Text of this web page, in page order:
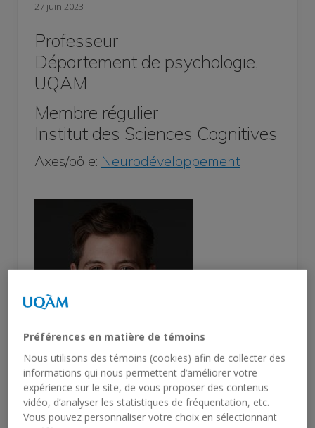
27 juin 2023
Professeur
Département de psychologie,
UQAM
Membre régulier
Institut des Sciences Cognitives
Axes/pôle: Neurodéveloppement
Préférences en matière de témoins
Nous utilisons des témoins (cookies) afin de collecter des
informations qui nous permettent d’améliorer votre
expérience sur le site, de vous proposer des contenus
vidéo, d’analyser les statistiques de fréquentation, etc.
Vous pouvez personnaliser votre choix en sélectionnant